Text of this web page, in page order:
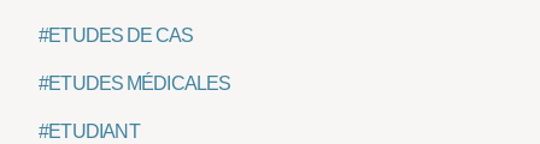
#ETUDES DE CAS
#ETUDES MÉDICALES
#ETUDIANT